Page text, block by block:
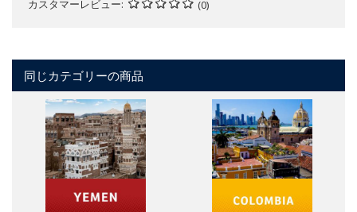
カスタマーレビュー
(0)
同じカテゴリーの商品